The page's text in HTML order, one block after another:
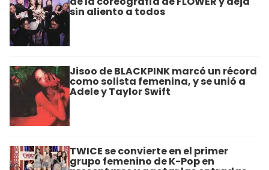
sin aliento a todos
Jisoo de BLACKPINK marcó un récord
como solista femenina, y se unió a
Adele y Taylor Swift
TWICE se convierte en el primer
grupo femenino de K-Pop en